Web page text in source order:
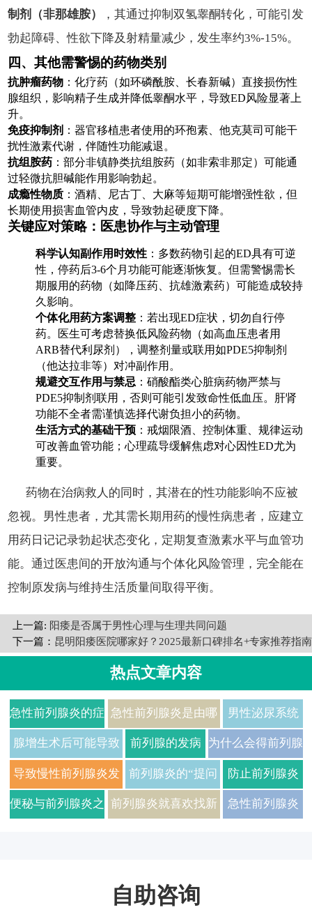
制剂（非那雄胺）
，其通过抑制双氢睾酮转化，可能引发
勃起障碍、性欲下降及射精量减少，发生率约3%-15%。
四、其他需警惕的药物类别
抗肿瘤药物 ：化疗药（如环磷酰胺、长春新碱）直接损伤性
腺组织，影响精子生成并降低睾酮水平，导致ED风险显著上
升。
免疫抑制剂 ：器官移植患者使用的环孢素、他克莫司可能干
扰性激素代谢，伴随性功能减退。
抗组胺药 ：部分非镇静类抗组胺药（如非索非那定）可能通
过轻微抗胆碱能作用影响勃起。
成瘾性物质 ：酒精、尼古丁、大麻等短期可能增强性欲，但
长期使用损害血管内皮，导致勃起硬度下降。
关键应对策略：医患协作与主动管理
科学认知副作用时效性 ：多数药物引起的ED具有可逆
性，停药后3-6个月功能可能逐渐恢复。但需警惕需长
期服用的药物（如降压药、抗雄激素药）可能造成较持
久影响。
个体化用药方案调整 ：若出现ED症状，切勿自行停
药。医生可考虑替换低风险药物（如高血压患者用
ARB替代利尿剂），调整剂量或联用如PDE5抑制剂
（他达拉非等）对冲副作用。
规避交互作用与禁忌 ：硝酸酯类心脏病药物严禁与
PDE5抑制剂联用，否则可能引发致命性低血压。肝肾
功能不全者需谨慎选择代谢负担小的药物。
生活方式的基础干预 ：戒烟限酒、控制体重、规律运动
可改善血管功能；心理疏导缓解焦虑对心因性ED尤为
重要。
药物在治病救人的同时，其潜在的性功能影响不应被
忽视。男性患者，尤其需长期用药的慢性病患者，应建立
用药日记记录勃起状态变化，定期复查激素水平与血管功
能。通过医患间的开放沟通与个体化风险管理，完全能在
控制原发病与维持生活质量间取得平衡。
上一篇: 阳痿是否属于男性心理与生理共同问题
下一篇： 昆明阳痿医院哪家好？2025最新口碑排名+专家推荐指南
热点文章内容
急性前列腺炎的症
状具体是什么呢
急性前列腺炎是由哪
些原因引起的?
男性泌尿系统
感染可能诱发
急性前列腺炎
腺增生术后可能导致
性功能障碍
前列腺的发病
原因都有什么?
为什么会得前列腺
炎?
导致慢性前列腺炎发
病的原因
前列腺炎的“提问
清单”
防止前列腺炎
成职业病
便秘与前列腺炎之 前列腺炎就喜欢找新 急性前列腺炎
自助咨询